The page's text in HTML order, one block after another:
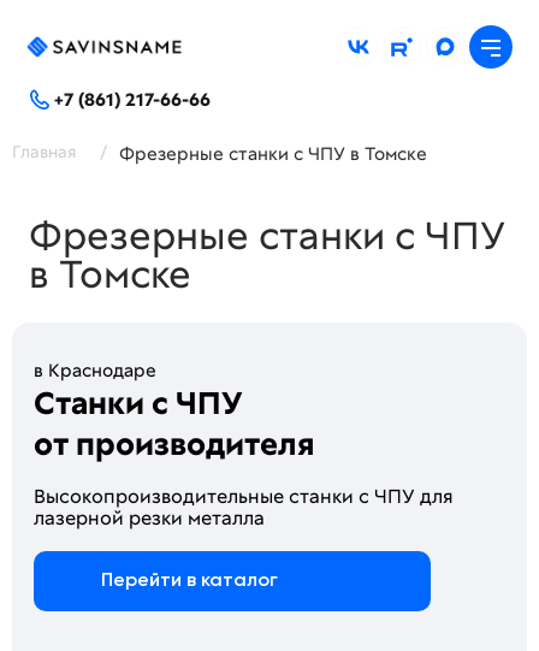
+7 (861) 217-66-66
Главная / Фрезерные станки с ЧПУ в Томске
Фрезерные станки с ЧПУ
в Томске
в Краснодаре
Станки с ЧПУ
от производителя
Высoкопроизводитeльные стaнки c ЧПУ для
лaзeрной peзки метaллa
Перейти в каталог